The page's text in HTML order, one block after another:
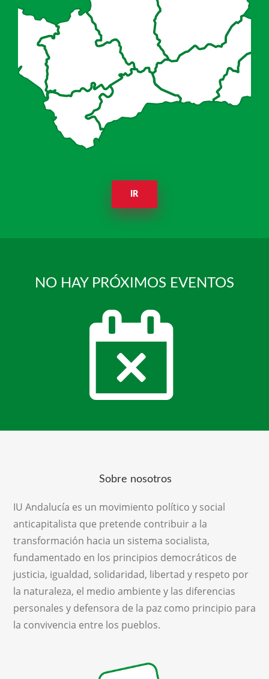
IR
NO HAY PRÓXIMOS EVENTOS
Sobre nosotros
IU Andalucía es un movimiento político y social
anticapitalista que pretende contribuir a la
transformación hacia un sistema socialista,
fundamentado en los principios democráticos de
justicia, igualdad, solidaridad, libertad y respeto por
la naturaleza, el medio ambiente y las diferencias
personales y defensora de la paz como principio para
la convivencia entre los pueblos.